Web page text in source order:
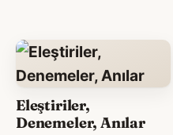
Eleştiriler,
Denemeler, Anılar